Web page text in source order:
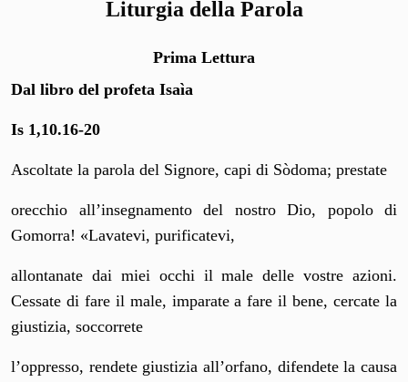
Liturgia della Parola
Prima Lettura
Dal libro del profeta Isaìa
Is 1,10.16-20
Ascoltate la parola del Signore, capi di Sòdoma; prestate
orecchio all’insegnamento del nostro Dio, popolo di
Gomorra! «Lavatevi, purificatevi,
allontanate dai miei occhi il male delle vostre azioni.
Cessate di fare il male, imparate a fare il bene, cercate la
giustizia, soccorrete
l’oppresso, rendete giustizia all’orfano, difendete la causa